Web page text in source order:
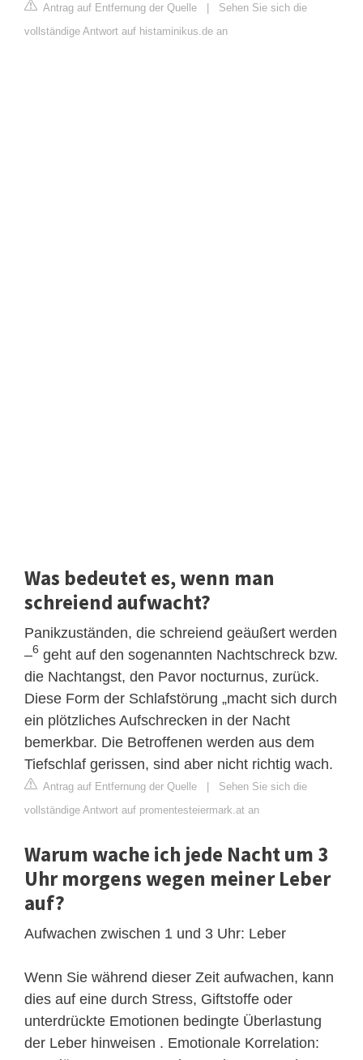
Antrag auf Entfernung der Quelle | Sehen Sie sich die
vollständige Antwort auf histaminikus.de an
Was bedeutet es, wenn man
schreiend aufwacht?
Panikzuständen, die schreiend geäußert werden
–6 geht auf den sogenannten Nachtschreck bzw.
die Nachtangst, den Pavor nocturnus, zurück.
Diese Form der Schlafstörung „macht sich durch
ein plötzliches Aufschrecken in der Nacht
bemerkbar. Die Betroffenen werden aus dem
Tiefschlaf gerissen, sind aber nicht richtig wach.
Antrag auf Entfernung der Quelle | Sehen Sie sich die
vollständige Antwort auf promentesteiermark.at an
Warum wache ich jede Nacht um 3
Uhr morgens wegen meiner Leber
auf?
Aufwachen zwischen 1 und 3 Uhr: Leber
Wenn Sie während dieser Zeit aufwachen, kann
dies auf eine durch Stress, Giftstoffe oder
unterdrückte Emotionen bedingte Überlastung
der Leber hinweisen . Emotionale Korrelation: